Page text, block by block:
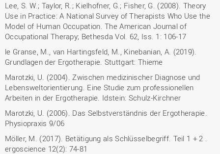
Lee, S. W.; Taylor, R.; Kielhofner, G.; Fisher, G. (2008). Theory
Use in Practice: A National Survey of Therapists Who Use the
Model of Human Occupation. The American Journal of
Occupational Therapy; Bethesda Vol. 62, Iss. 1: 106-17
le Granse, M., van Hartingsfeld, M., Kinebanian, A. (2019).
Grundlagen der Ergotherapie. Stuttgart: Thieme
Marotzki, U. (2004). Zwischen medizinischer Diagnose und
Lebensweltorientierung. Eine Studie zum professionellen
Arbeiten in der Ergotherapie. Idstein: Schulz-Kirchner
Marotzki, U. (2006). Das Selbstverständnis der Ergotherapie.
Physiopraxis 9/06
Möller, M. (2017). Betätigung als Schlüsselbegriff. Teil 1 + 2 .
ergoscience 12(2): 74-81